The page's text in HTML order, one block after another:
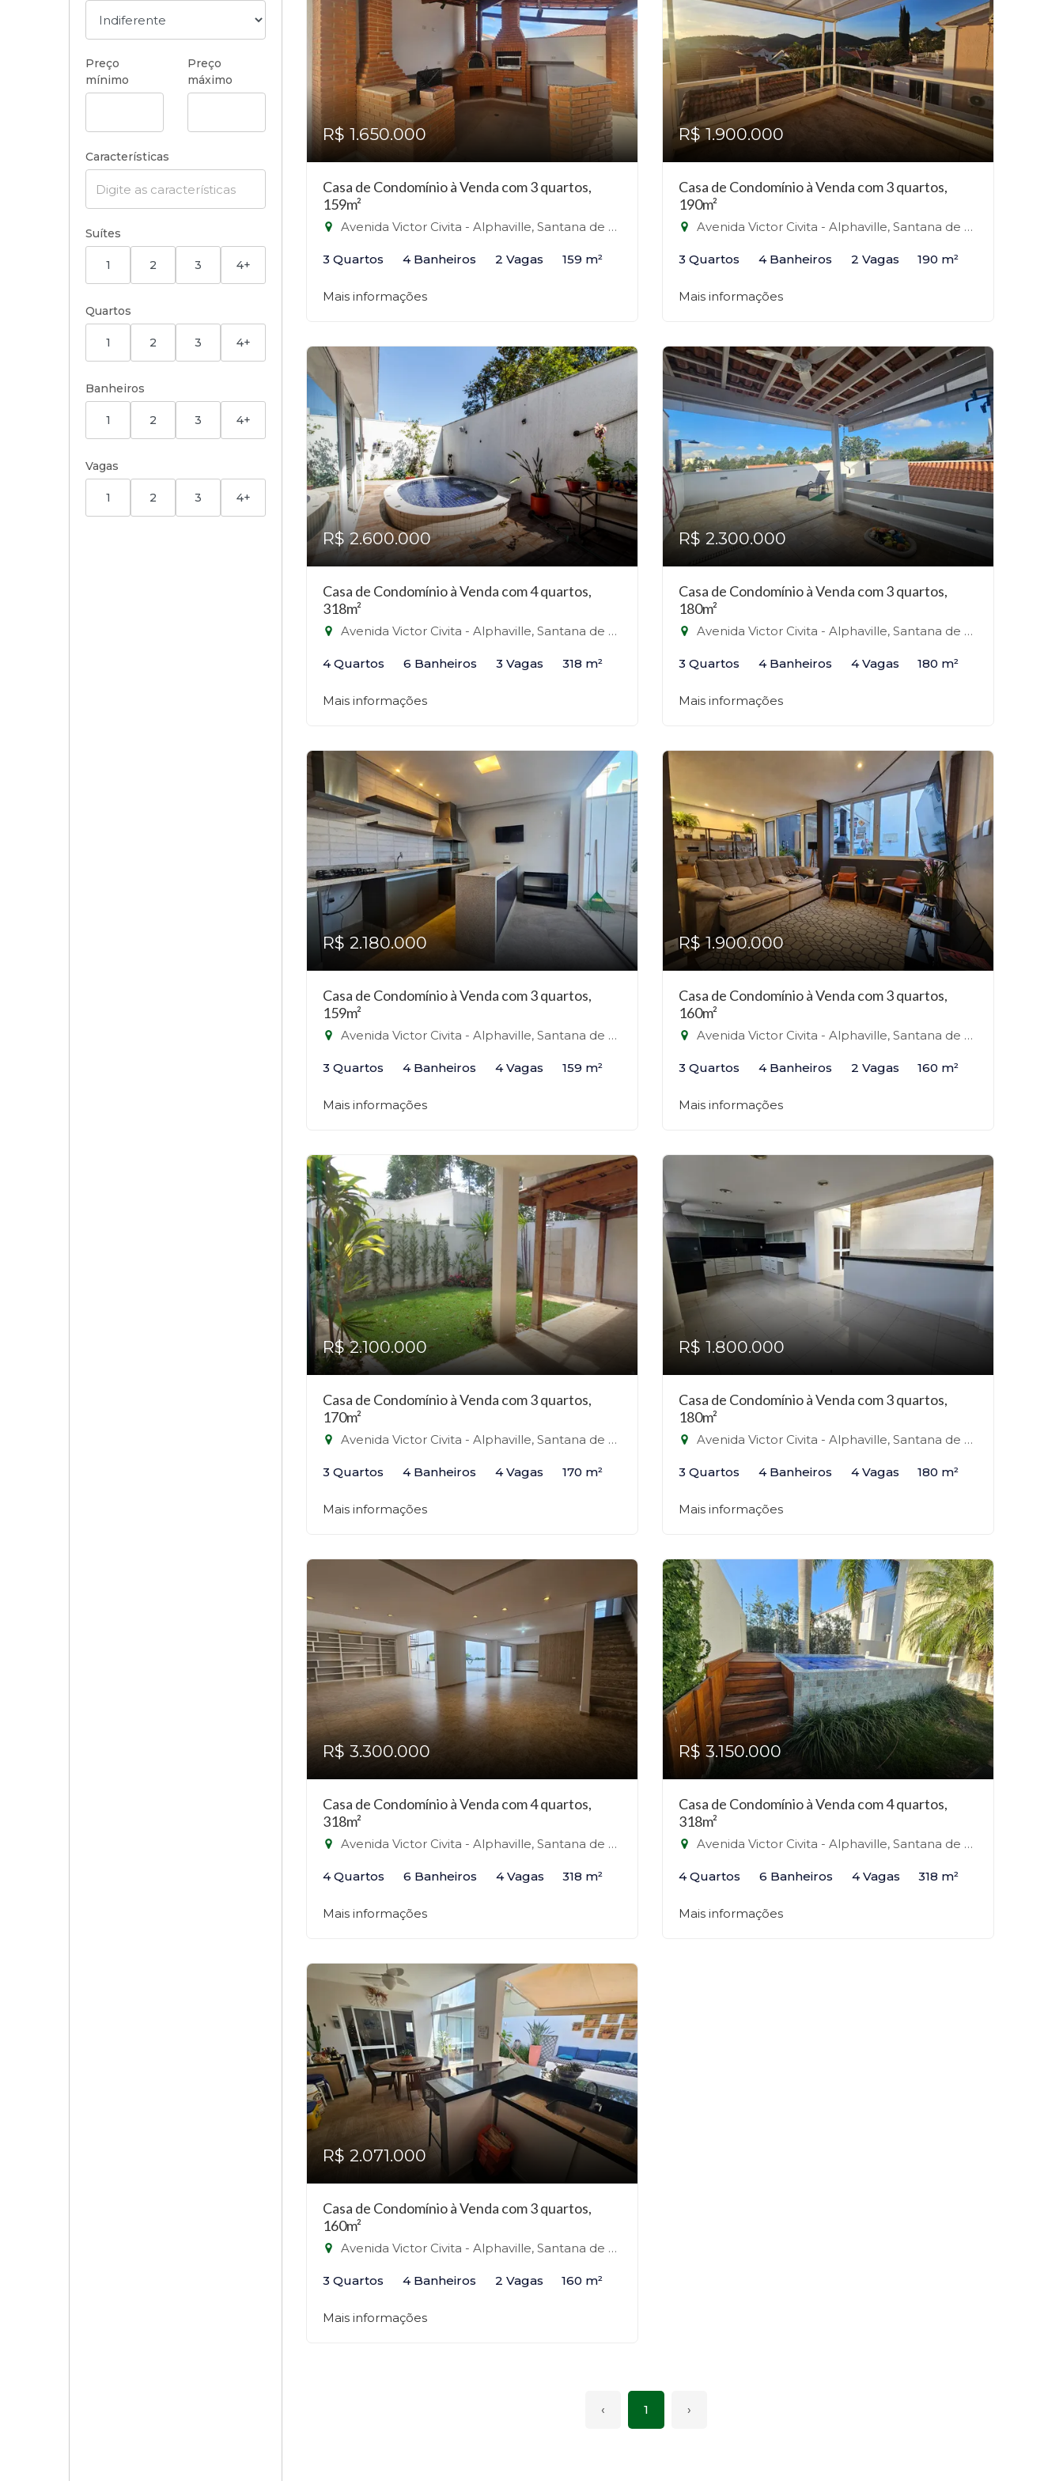
Preço
mínimo
Preço
máximo
Características
Suítes
1 2 3 4+
Quartos
1 2 3 4+
Banheiros
1 2 3 4+
Vagas
1 2 3 4+
R$ 1.650.000
Casa de Condomínio à Venda com 3 quartos,
159m²
Avenida Victor Civita - Alphaville, Santana de Parnaíba-SP
3 Quartos 4 Banheiros 2 Vagas 159 m²
Mais informações
R$ 1.900.000
Casa de Condomínio à Venda com 3 quartos,
190m²
Avenida Victor Civita - Alphaville, Santana de Parnaíba-SP
3 Quartos 4 Banheiros 2 Vagas 190 m²
Mais informações
R$ 2.600.000
Casa de Condomínio à Venda com 4 quartos,
318m²
Avenida Victor Civita - Alphaville, Santana de Parnaíba-SP
4 Quartos 6 Banheiros 3 Vagas 318 m²
Mais informações
R$ 2.300.000
Casa de Condomínio à Venda com 3 quartos,
180m²
Avenida Victor Civita - Alphaville, Santana de Parnaíba-SP
3 Quartos 4 Banheiros 4 Vagas 180 m²
Mais informações
R$ 2.180.000
Casa de Condomínio à Venda com 3 quartos,
159m²
Avenida Victor Civita - Alphaville, Santana de Parnaíba-SP
3 Quartos 4 Banheiros 4 Vagas 159 m²
Mais informações
R$ 1.900.000
Casa de Condomínio à Venda com 3 quartos,
160m²
Avenida Victor Civita - Alphaville, Santana de Parnaíba-SP
3 Quartos 4 Banheiros 2 Vagas 160 m²
Mais informações
R$ 2.100.000
Casa de Condomínio à Venda com 3 quartos,
170m²
Avenida Victor Civita - Alphaville, Santana de Parnaíba-SP
3 Quartos 4 Banheiros 4 Vagas 170 m²
Mais informações
R$ 1.800.000
Casa de Condomínio à Venda com 3 quartos,
180m²
Avenida Victor Civita - Alphaville, Santana de Parnaíba-SP
3 Quartos 4 Banheiros 4 Vagas 180 m²
Mais informações
R$ 3.300.000
Casa de Condomínio à Venda com 4 quartos,
318m²
Avenida Victor Civita - Alphaville, Santana de Parnaíba-SP
4 Quartos 6 Banheiros 4 Vagas 318 m²
Mais informações
R$ 3.150.000
Casa de Condomínio à Venda com 4 quartos,
318m²
Avenida Victor Civita - Alphaville, Santana de Parnaíba-SP
4 Quartos 6 Banheiros 4 Vagas 318 m²
Mais informações
R$ 2.071.000
Casa de Condomínio à Venda com 3 quartos,
160m²
Avenida Victor Civita - Alphaville, Santana de Parnaíba-SP
3 Quartos 4 Banheiros 2 Vagas 160 m²
Mais informações
‹ 1 ›